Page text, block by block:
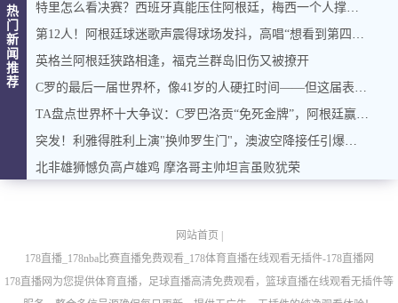
热
门
新
闻
推
荐
特里怎么看决赛？西班牙真能压住阿根廷，梅西一个人撑起进攻？
第12人！阿根廷球迷歌声震得球场发抖，高唱“想看到第四颗星闪耀”
英格兰阿根廷狭路相逢，福克兰群岛旧伤又被撩开
C罗的最后一届世界杯，像41岁的人硬扛时间——但这届表现真谈不上理想
TA盘点世界杯十大争议：C罗巴洛贡“免死金牌”，阿根廷赢球也惹议
突发！利雅得胜利上演"换帅罗生门"，澳波空降接任引爆足坛
北非雄狮憾负高卢雄鸡 摩洛哥主帅坦言虽败犹荣
网站首页
178直播_178nba比赛直播免费观看_178体育直播在线观看无插件-178直播网
178直播网为您提供体育直播，足球直播高清免费观看，篮球直播在线观看无插件等